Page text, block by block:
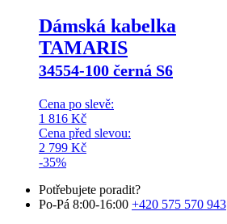
Dámská kabelka
TAMARIS
34554-100 černá S6
Cena po slevě:
1 816 Kč
Cena před slevou:
2 799 Kč
-35%
Potřebujete poradit?
Po-Pá 8:00-16:00 +420 575 570 943